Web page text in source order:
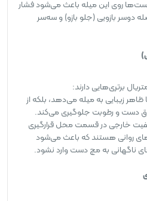
روی این میله باعث می‌شود فشار
بازویی (جلو بازو) و سه‌سر
برتری‌هایی دارند:
زیبایی به میله می‌دهد، بلکه از
دست و رطوبت جلوگیری می‌کند.
خارجی در قسمت محل قرارگیری
روانی هستند که باعث می‌شود
ناگهانی به مچ دست وارد نشود.